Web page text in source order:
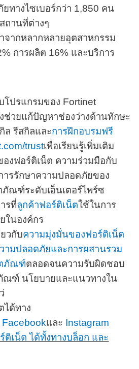
ทางไซเบอร์กว่า 1,850 คน
ถานที่ต่างๆ
ากหลากหลายอุตสาหกรรม
การผลิต 16% และบริการ
โปรแกรมของ Fortinet
ช่วยแก้ปัญหาช่องว่างด้านทักษะ
ล รีสกิลและการฝึกอบรมฟรี
trustเพื่อเรียนรู้เพิ่มเติม
องฟอร์ติเน็ต ความร่วมมือกับ
รรักษาความปลอดภัยของ
ณฑ์ระดับเอ็นเตอร์ไพร์ซ
รที่ลูกค้าฟอร์ติเน็ตใช้ในการ
ในองค์กร
ยวกับความมุ่งมั่นของฟอร์ติเน็ต
ามปลอดภัยและการผสานรวม
ตภัณฑ์ตลอดจนความรับผิดชอบ
ฑ์ นโยบายและแนวทางใน
ได้ทาง
Facebookและ Instagram
ติเน็ต ได้ทั้งทางบล็อก และ